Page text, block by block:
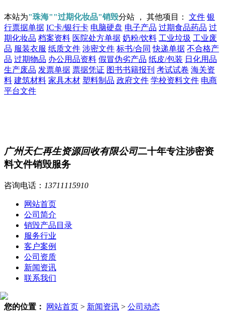
本站为"珠海""过期化妆品"销毁分站 ， 其他项目： 文件 银
行票据单据 IC卡/银行卡 电脑硬盘 电子产品 过期食品药品 过
期化妆品 档案资料 医院处方单据 奶粉/饮料 工业垃圾 工业废
品 服装衣服 纸质文件 涉密文件 标书/合同 快递单据 不合格产
品 过期物品 办公用品资料 假冒伪劣产品 纸皮/包装 日化用品
生产废品 发票单据 票据凭证 图书书籍报刊 考试试卷 海关资
料 建筑材料 家具木材 塑料制品 政府文件 学校资料文件 电商
平台文件
广州天仁再生资源回收有限公司二十年专注涉密资
料文件销毁服务
咨询电话： 13711115910
网站首页
公司简介
销毁产品目录
服务行业
客户案例
公司资质
新闻资讯
联系我们
您的位置： 网站首页 > 新闻资讯 > 公司动态